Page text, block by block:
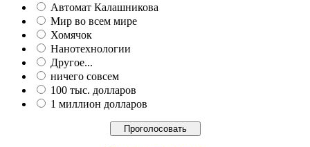
Автомат Калашникова
Мир во всем мире
Хомячок
Нанотехнологии
Другое...
ничего совсем
100 тыс. долларов
1 миллион долларов